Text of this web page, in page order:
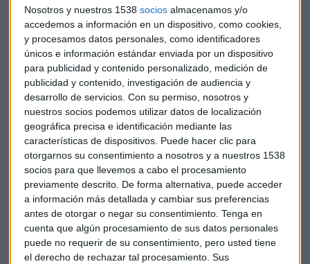
Nosotros y nuestros 1538 socios almacenamos y/o
accedemos a información en un dispositivo, como cookies,
y procesamos datos personales, como identificadores
únicos e información estándar enviada por un dispositivo
para publicidad y contenido personalizado, medición de
publicidad y contenido, investigación de audiencia y
desarrollo de servicios. Con su permiso, nosotros y
nuestros socios podemos utilizar datos de localización
geográfica precisa e identificación mediante las
características de dispositivos. Puede hacer clic para
otorgarnos su consentimiento a nosotros y a nuestros 1538
socios para que llevemos a cabo el procesamiento
previamente descrito. De forma alternativa, puede acceder
a información más detallada y cambiar sus preferencias
antes de otorgar o negar su consentimiento. Tenga en
cuenta que algún procesamiento de sus datos personales
puede no requerir de su consentimiento, pero usted tiene
el derecho de rechazar tal procesamiento. Sus
Los inversores siguen al sector aéreo porque el gobierno
holandés desbloqueará3.400 millones de eurosen
préstamos garantizados y directos aKLMy nombrará a un
administrador para su junta. Rescate que llega después de
que ayer los accionistas deLufthansadiesen el visto bueno
al suyo por 9.000 millones de euros.
En la bolsa alemana, caen los títulos deWirecard
después de declararse insolvente tras reconocer que
probablemente no existan los 1.900 millones de euros
desaparecidos de su balance.
La alemana Wirecard no resiste más: se declara
insolvente
La Comisión Europea pedirá a la Autoridad Europea de